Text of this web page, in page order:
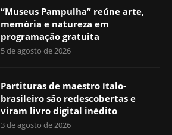
“Museus Pampulha” reúne arte,
memória e natureza em
programação gratuita
5 de agosto de 2026
Partituras de maestro ítalo-
brasileiro são redescobertas e
viram livro digital inédito
3 de agosto de 2026